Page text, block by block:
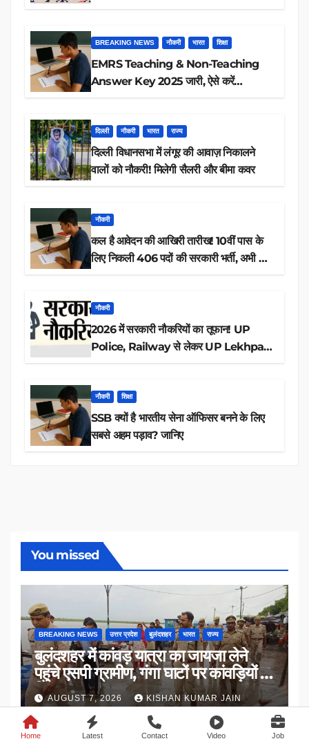
BREAKING NEWS नौकरी भारत शिक्षा
EMRS Teaching & Non-Teaching
Answer Key 2025 जारी, ऐसे करें
दिल्ली नौकरी भारत राज्य
दिल्ली विधानसभा में लंगूर की आवाज़ निकालने
वालों को नौकरी! मिलेगी सैलरी और बीमा कवर
नौकरी
कल है आवेदन की आखिरी तारीख! 10वीं पास के
लिए निकली 406 पदों की सरकारी भर्ती, अभी करें
नौकरी
2026 में सरकारी नौकरियों का तूफान! UP
Police, Railway से लेकर UP Lekhpal
नौकरी शिक्षा
SSB क्यों है भारतीय सेना ऑफिसर बनने के लिए
सबसे अहम पड़ाव? जानिए
You missed
BREAKING NEWS उत्तर प्रदेश बुलंदशहर भारत राज्य
बुलंदशहर में कांवड़ यात्रा का जायजा लेने
पहुंचे एसपी ग्रामीण, गंगा घाटों पर कांवड़ियों से
किया संवाद
AUGUST 7, 2026 KISHAN KUMAR JAIN
Home Latest Contact Video Job